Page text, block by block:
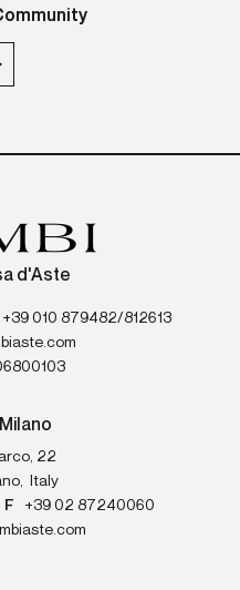
d'Aste
+39 010 879482/812613
22
Italy
F
+39 02 87240060